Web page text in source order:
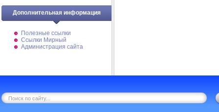
Дополнительная информация
Полезные ссылки
Ссылки Мирный
Администрация сайта